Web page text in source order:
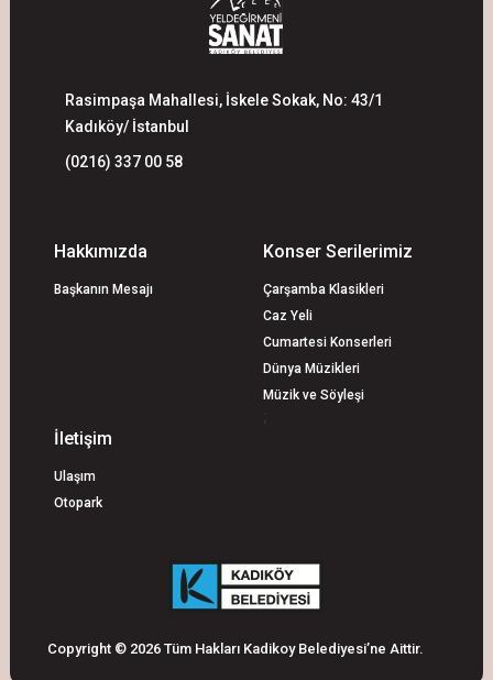
Rasimpaşa Mahallesi, İskele Sokak, No: 43/1
Kadıköy/ İstanbul
(0216) 337 00 58
Hakkımızda
Başkanın Mesajı
Konser Serilerimiz
Çarşamba Klasikleri
Caz Yeli
Cumartesi Konserleri
Dünya Müzikleri
Müzik ve Söyleşi
İletişim
Ulaşım
Otopark
Copyright © 2026 Tüm Hakları Kadikoy Belediyesi’ne Aittir.